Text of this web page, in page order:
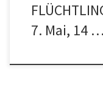
7. Mai, 14 …